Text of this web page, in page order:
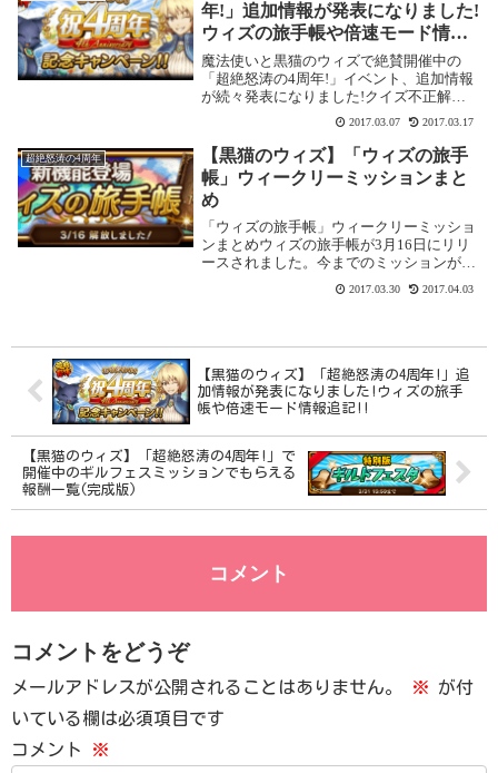
年!」追加情報が発表になりました!
ウィズの旅手帳や倍速モード情報
追記!!
魔法使いと黒猫のウィズで絶賛開催中の
「超絶怒涛の4周年!」イベント、追加情報
が続々発表になりました!クイズ不正解で
もチェイン減少は半分に!アプリのバージ
ョンを2.5.0以降にアップデートすることに
より、バトル中において問題を間違えても
チェイ...
2017.03.07 2017.03.17
超絶怒涛の4周年
【黒猫のウィズ】「ウィズの旅手
帳」ウィークリーミッションまと
め
「ウィズの旅手帳」ウィークリーミッショ
ンまとめウィズの旅手帳が3月16日にリリ
ースされました。今までのミッションが
「ノーマル」と「イベント」に分かれて見
やすくなり、新しく「ウィークリーミッシ
2017.03.30 2017.04.03
【黒猫のウィズ】「超絶怒涛の4周年!」追
加情報が発表になりました!ウィズの旅手
帳や倍速モード情報追記!!
【黒猫のウィズ】「超絶怒涛の4周年!」で
開催中のギルフェスミッションでもらえる
報酬一覧(完成版)
コメント
コメントをどうぞ
メールアドレスが公開されることはありません。 ※ が付
いている欄は必須項目です
コメント
※